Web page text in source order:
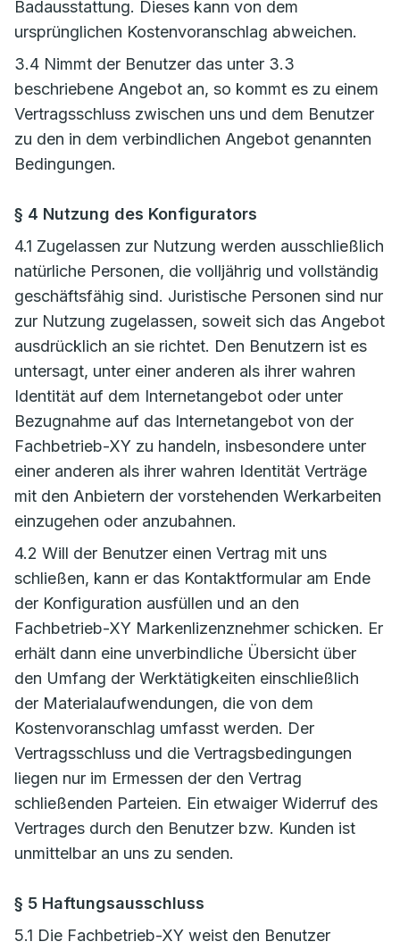
Badausstattung. Dieses kann von dem
ursprünglichen Kostenvoranschlag abweichen.
3.4 Nimmt der Benutzer das unter 3.3
beschriebene Angebot an, so kommt es zu einem
Vertragsschluss zwischen uns und dem Benutzer
zu den in dem verbindlichen Angebot genannten
Bedingungen.
§ 4 Nutzung des Konfigurators
4.1 Zugelassen zur Nutzung werden ausschließlich
natürliche Personen, die volljährig und vollständig
geschäftsfähig sind. Juristische Personen sind nur
zur Nutzung zugelassen, soweit sich das Angebot
ausdrücklich an sie richtet. Den Benutzern ist es
untersagt, unter einer anderen als ihrer wahren
Identität auf dem Internetangebot oder unter
Bezugnahme auf das Internetangebot von der
Fachbetrieb-XY zu handeln, insbesondere unter
einer anderen als ihrer wahren Identität Verträge
mit den Anbietern der vorstehenden Werkarbeiten
einzugehen oder anzubahnen.
4.2 Will der Benutzer einen Vertrag mit uns
schließen, kann er das Kontaktformular am Ende
der Konfiguration ausfüllen und an den
Fachbetrieb-XY Markenlizenznehmer schicken. Er
erhält dann eine unverbindliche Übersicht über
den Umfang der Werktätigkeiten einschließlich
der Materialaufwendungen, die von dem
Kostenvoranschlag umfasst werden. Der
Vertragsschluss und die Vertragsbedingungen
liegen nur im Ermessen der den Vertrag
schließenden Parteien. Ein etwaiger Widerruf des
Vertrages durch den Benutzer bzw. Kunden ist
unmittelbar an uns zu senden.
§ 5 Haftungsausschluss
5.1 Die Fachbetrieb-XY weist den Benutzer